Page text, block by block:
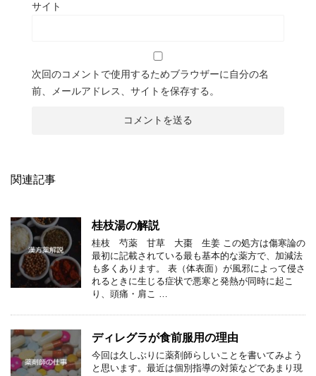
サイト
次回のコメントで使用するためブラウザーに自分の名
前、メールアドレス、サイトを保存する。
関連記事
桂枝湯の解説
桂枝 芍薬 甘草 大棗 生姜 この処方は傷寒論の
最初に記載されている最も基本的な薬方で、加減法
も多くあります。 表（体表面）が風邪によって侵さ
れるときに生じる症状で悪寒と発熱が同時に起こ
り、頭痛・肩こ …
ディレグラが食前服用の理由
今回は久しぶりに薬剤師らしいことを書いてみよう
と思います。最近は個別指導の対策などであまり現